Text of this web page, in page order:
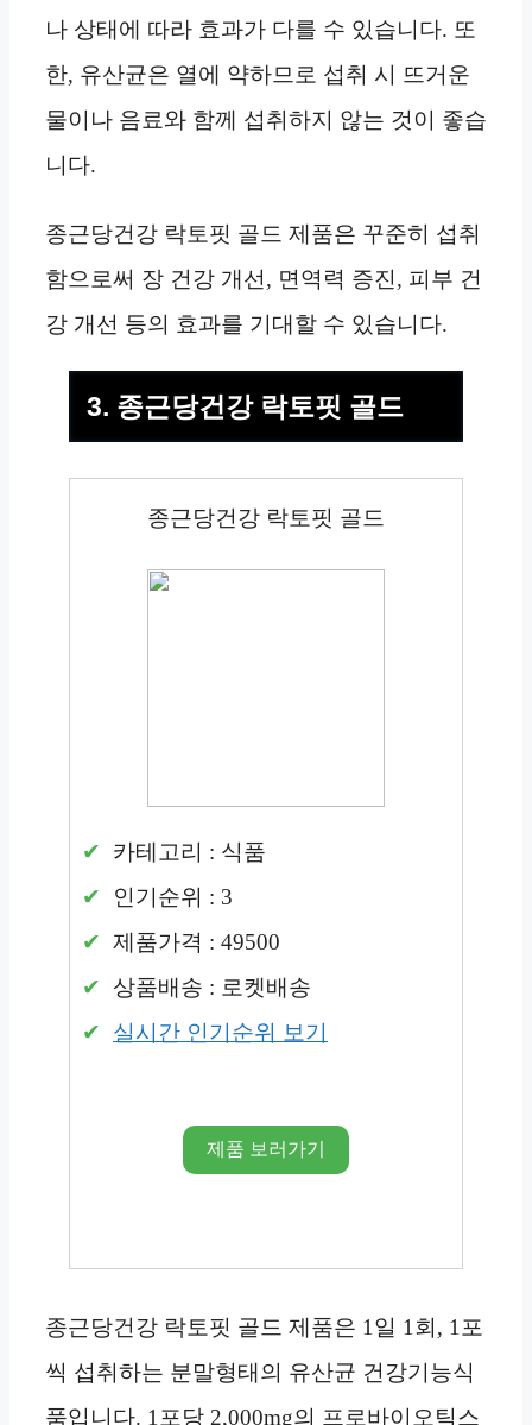
나 상태에 따라 효과가 다를 수 있습니다. 또
한, 유산균은 열에 약하므로 섭취 시 뜨거운
물이나 음료와 함께 섭취하지 않는 것이 좋습
니다.
종근당건강 락토핏 골드 제품은 꾸준히 섭취
함으로써 장 건강 개선, 면역력 증진, 피부 건
강 개선 등의 효과를 기대할 수 있습니다.
3. 종근당건강 락토핏 골드
종근당건강 락토핏 골드
카테고리 : 식품
인기순위 : 3
제품가격 : 49500
상품배송 : 로켓배송
실시간 인기순위 보기
제품 보러가기
종근당건강 락토핏 골드 제품은 1일 1회, 1포
씩 섭취하는 분말형태의 유산균 건강기능식
품입니다. 1포당 2,000mg의 프로바이오틱스